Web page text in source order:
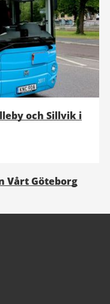
och Sillvik i
Vårt Göteborg